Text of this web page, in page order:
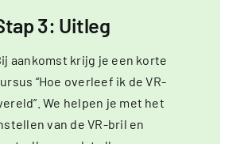
3: Uitleg
aankomst krijg je een korte
“Hoe overleef ik de VR-
We helpen je met het
van de VR-bril en